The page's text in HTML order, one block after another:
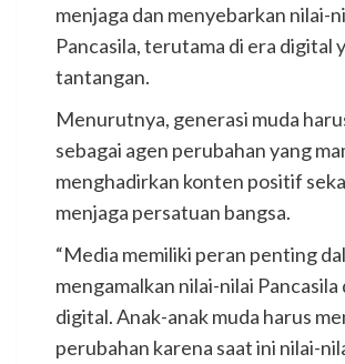
menjaga dan menyebarkan nilai-
Pancasila, terutama di era digital
tantangan.
Menurutnya, generasi muda
sebagai agen perubahan yang
menghadirkan konten positif
menjaga persatuan bangsa.
“Media memiliki peran penting
mengamalkan nilai-nilai Pancasila
digital. Anak-anak muda harus
perubahan karena saat ini nilai-